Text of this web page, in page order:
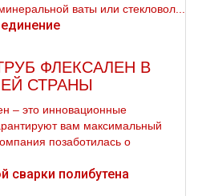
ваты или стекловол...
ФЛЕКСАЛЕН В
СТРАНЫ
– это инновационные
вам максимальный
позаботилась о